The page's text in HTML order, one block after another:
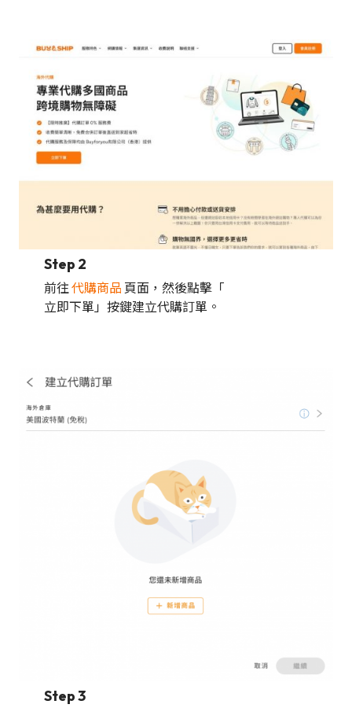
Step 2
前往 代購商品 頁面，然後點擊「
立即下單」按鍵建立代購訂單。
Step 3